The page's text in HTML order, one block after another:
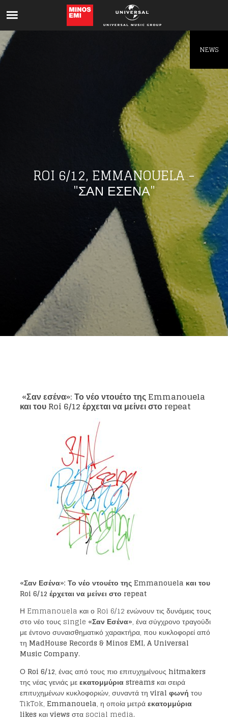
ROI 6/12, EMMANOUELA -
"ΣΑΝ ΕΣΕΝΑ"
«Σαν εσένα»: Το νέο ντουέτο της Emmanouela
και του Roi 6/12 έρχεται να μείνει στο repeat
«Σαν Εσένα»: Το νέο ντουέτο της Emmanouela και του
Roi 6/12 έρχεται να μείνει στο repeat
Η Emmanouela και ο Roi 6/12 ενώνουν τις δυνάμεις τους
στο νέο τους single «Σαν Εσένα», ένα σύγχρονο τραγούδι
με έντονο συναισθηματικό χαρακτήρα, που κυκλοφορεί από
τη MadHouse Records & Minos EMI, A Universal
Music Company.
ΟRoi 6/12, ένας από τους πιο επιτυχημένους hitmakers
της νέας γενιάς μεεκατομμύρια streams και σειρά
επιτυχημένων κυκλοφοριών, συναντά τη viral φωνή του
TikTok, Emmanouela, η οποία μετράεκατομμύρια
likes καιviews στα social media.
NEWS
Like being first?
Get news from your favorite artists before
everyone else.